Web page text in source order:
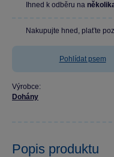
Ihned k odběru na
Nakupujte hned, plaťte
Pohlídat psem
Výrobce:
Dohány
Popis produktu